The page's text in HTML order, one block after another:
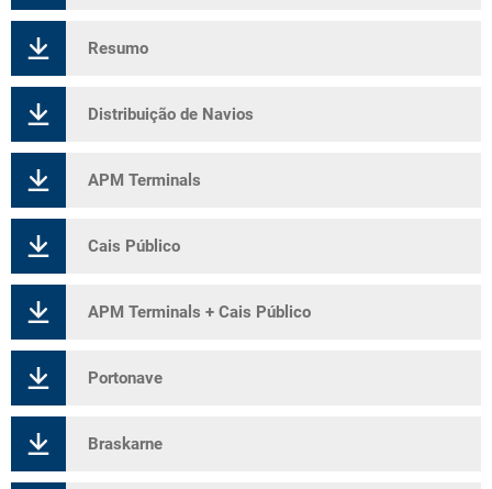
Resumo
Distribuição de Navios
APM Terminals
Cais Público
APM Terminals + Cais Público
Portonave
Braskarne